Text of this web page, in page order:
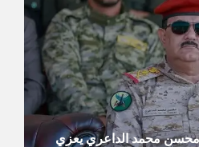
محسن محمد الداعري يعزي